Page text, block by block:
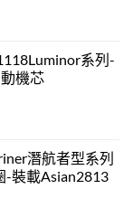
系列-
機芯
潛航者型系列
-裝載Asian2813